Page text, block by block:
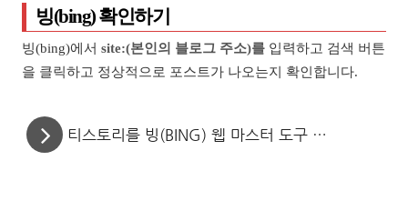
빙(bing) 확인하기
빙(bing)에서 site:(본인의 블로그 주소)를 입력하고 검색 버튼
을 클릭하고 정상적으로 포스트가 나오는지 확인합니다.
티스토리를 빙(BING) 웹 마스터 도구 검색 등록하는 방법